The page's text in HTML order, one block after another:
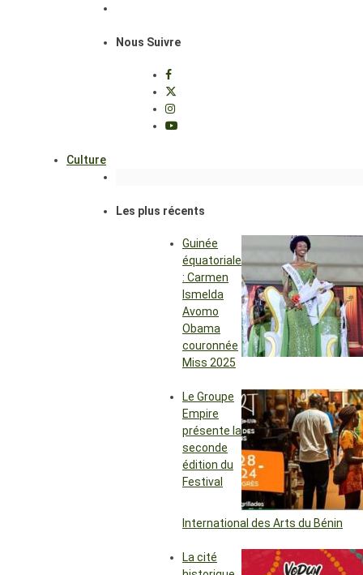
Nous Suivre
Culture
Les plus récents
Guinée
équatoriale
: Carmen
Ismelda
Avomo
Obama
couronnée
Miss 2025
Le Groupe
Empire
présente la
seconde
édition du
Festival
International des Arts du Bénin
La cité